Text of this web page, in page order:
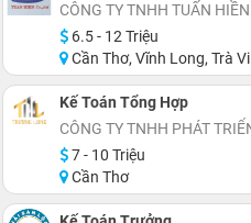
CÔNG TY TNHH TUẤN HIỀN
6.5 - 12 Triệu
Cần Thơ, Vĩnh Long, Trà Vinh
Kế Toán Tổng Hợp
7 - 10 Triệu
Cần Thơ